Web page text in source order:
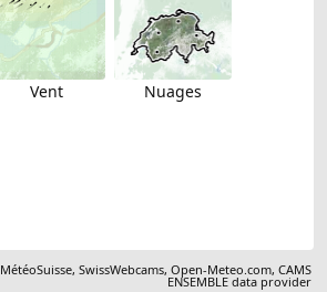
Vent Nuages
MétéoSuisse,SwissWebcams,Open-Meteo.com,CAMS
ENSEMBLE data provider